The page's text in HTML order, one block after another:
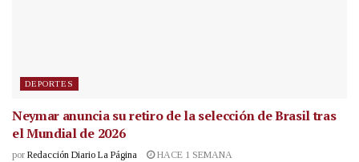
DEPORTES
Neymar anuncia su retiro de la selección de Brasil tras
el Mundial de 2026
por Redacción Diario La Página HACE 1 SEMANA